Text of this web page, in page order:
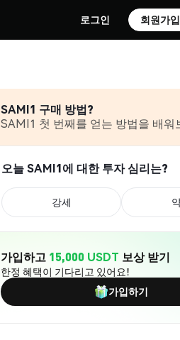
로그인 회원가입
SAMI1 구매 방법?
SAMI1 첫 번째를 얻는 방법을 배워
오늘 SAMI1에 대한 투자 심리는?
강세
가입하고 15,000 USDT 보상 받기
한정 혜택이 기다리고 있어요!
가입하기